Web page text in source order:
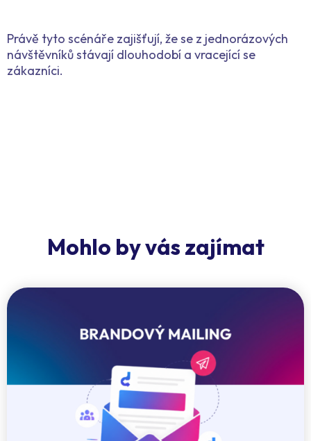
Právě tyto scénáře zajišťují, že se z jednorázových
návštěvníků stávají dlouhodobí a vracející se
zákazníci.
Mohlo by vás zajímat